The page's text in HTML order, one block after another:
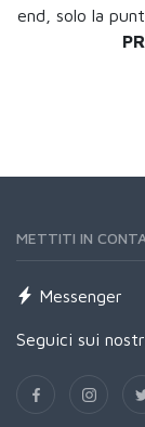
end, solo la
METTITI IN
Messenger
Seguici sui